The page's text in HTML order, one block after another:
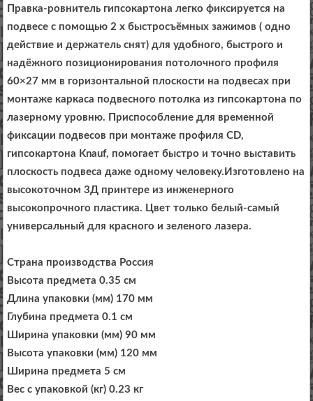
Правка-ровнитель гипсокартона легко фиксируется на
подвесе с помощью 2 х быстросъёмных зажимов ( одно
действие и держатель снят) для удобного, быстрого и
надёжного позиционирования потолочного профиля
60×27 мм в горизонтальной плоскости на подвесах при
монтаже каркаса подвесного потолка из гипсокартона по
лазерному уровню. Приспособление для временной
фиксации подвесов при монтаже профиля CD,
гипсокартона Knauf, помогает быстро и точно выставить
плоскость подвеса даже одному человеку.Изготовлено на
высокоточном 3Д принтере из инженерного
высокопрочного пластика. Цвет только белый-самый
универсальный для красного и зеленого лазера.
Страна производства Россия
Высота предмета 0.35 см
Длина упаковки (мм) 170 мм
Глубина предмета 0.1 см
Ширина упаковки (мм) 90 мм
Высота упаковки (мм) 120 мм
Ширина предмета 5 см
Вес с упаковкой (кг) 0.23 кг